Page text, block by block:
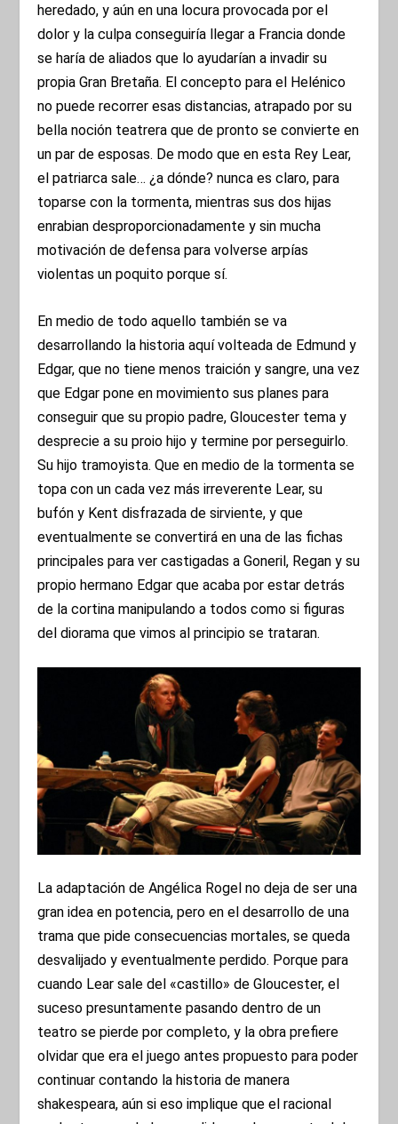
heredado, y aún en una locura provocada por el
dolor y la culpa conseguiría llegar a Francia donde
se haría de aliados que lo ayudarían a invadir su
propia Gran Bretaña. El concepto para el Helénico
no puede recorrer esas distancias, atrapado por su
bella noción teatrera que de pronto se convierte en
un par de esposas. De modo que en esta Rey Lear,
el patriarca sale… ¿a dónde? nunca es claro, para
toparse con la tormenta, mientras sus dos hijas
enrabian desproporcionadamente y sin mucha
motivación de defensa para volverse arpías
violentas un poquito porque sí.
En medio de todo aquello también se va
desarrollando la historia aquí volteada de Edmund y
Edgar, que no tiene menos traición y sangre, una vez
que Edgar pone en movimiento sus planes para
conseguir que su propio padre, Gloucester tema y
desprecie a su proio hijo y termine por perseguirlo.
Su hijo tramoyista. Que en medio de la tormenta se
topa con un cada vez más irreverente Lear, su
bufón y Kent disfrazada de sirviente, y que
eventualmente se convertirá en una de las fichas
principales para ver castigadas a Goneril, Regan y su
propio hermano Edgar que acaba por estar detrás
de la cortina manipulando a todos como si figuras
del diorama que vimos al principio se trataran.
La adaptación de Angélica Rogel no deja de ser una
gran idea en potencia, pero en el desarrollo de una
trama que pide consecuencias mortales, se queda
desvalijado y eventualmente perdido. Porque para
cuando Lear sale del «castillo» de Gloucester, el
suceso presuntamente pasando dentro de un
teatro se pierde por completo, y la obra prefiere
olvidar que era el juego antes propuesto para poder
continuar contando la historia de manera
shakespeara, aún si eso implique que el racional